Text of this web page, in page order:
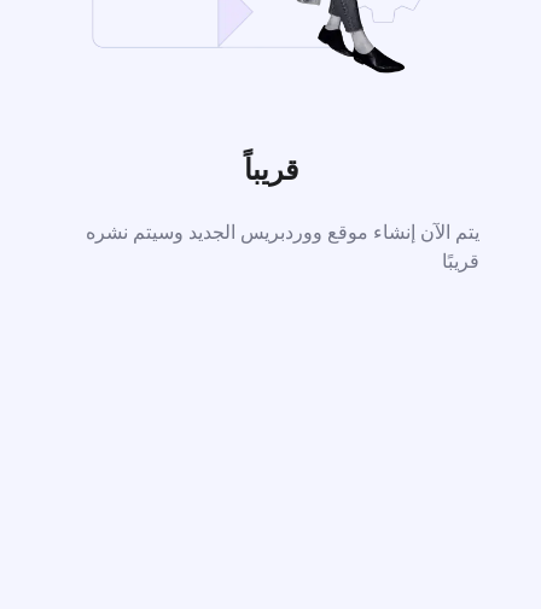
قريباً
يتم الآن إنشاء موقع ووردبريس الجديد وسيتم نشره
قريبًا